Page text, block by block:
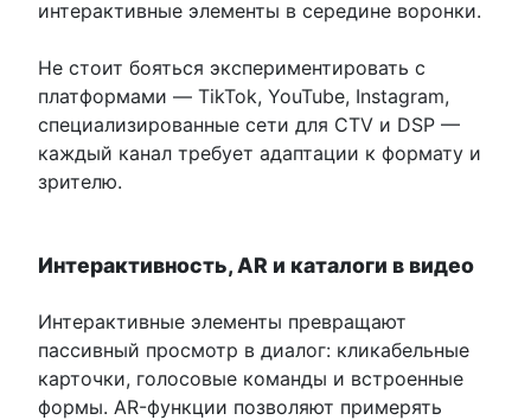
интерактивные элементы в середине воронки.
Не стоит бояться экспериментировать с
платформами — TikTok, YouTube, Instagram,
специализированные сети для CTV и DSP —
каждый канал требует адаптации к формату и
зрителю.
Интерактивность, AR и каталоги в видео
Интерактивные элементы превращают
пассивный просмотр в диалог: кликабельные
карточки, голосовые команды и встроенные
формы. AR-функции позволяют примерять